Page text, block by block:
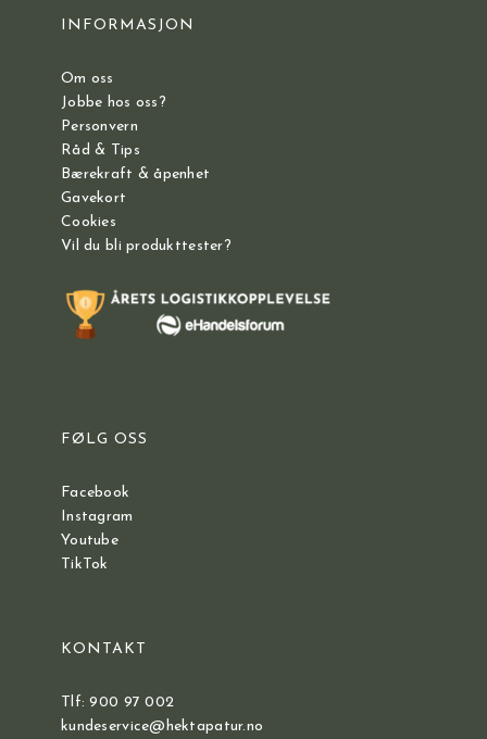
INFORMASJON
Om oss
Jobbe hos oss?
Personvern
Råd & Tips
Bærekraft & åpenhet
Gavekort
Cookies
Vil du bli produkttester?
FØLG OSS
Facebook
Instagram
Youtube
TikTok
KONTAKT
Tlf: 900 97 002
kundeservice@hektapatur.no